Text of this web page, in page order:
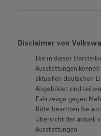
Disclaimer von
Die in dieser
Ausstattungen
aktuellen deutschen
Abgebildet sind
Fahrzeuge gegen
Bitte beachten Sie
Übersicht der aktuell
Ausstattungen.